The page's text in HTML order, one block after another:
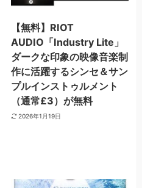
【無料】RIOT
AUDIO「Industry Lite」
ダークな印象の映像音楽制
作に活躍するシンセ＆サン
プルインストゥルメント
（通常£3）が無料
2026年1月19日